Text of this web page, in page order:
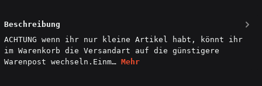
Beschreibung
ACHTUNG wenn ihr nur kleine Artikel habt, könnt ihr
im Warenkorb die Versandart auf die günstigere
Warenpost wechseln.Einm… Mehr